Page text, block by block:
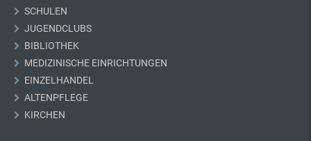
SCHULEN
JUGENDCLUBS
BIBLIOTHEK
MEDIZINISCHE EINRICHTUNGEN
EINZELHANDEL
ALTENPFLEGE
KIRCHEN